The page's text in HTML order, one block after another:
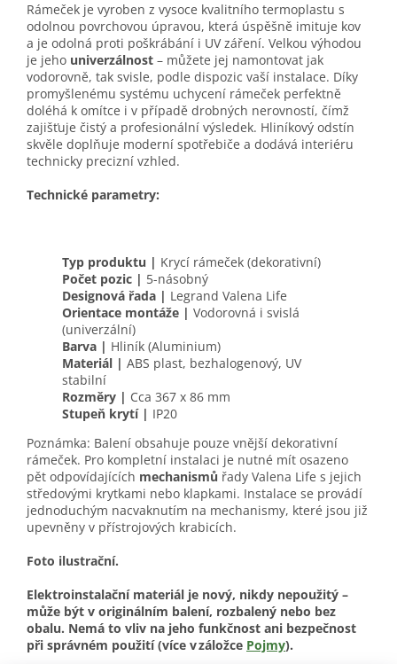
Rámeček je vyroben z vysoce kvalitního termoplastu s
odolnou povrchovou úpravou, která úspěšně imituje kov
a je odolná proti poškrábání i UV záření. Velkou výhodou
je jeho univerzálnost – můžete jej namontovat jak
vodorovně, tak svisle, podle dispozic vaší instalace. Díky
promyšlenému systému uchycení rámeček perfektně
doléhá k omítce i v případě drobných nerovností, čímž
zajišťuje čistý a profesionální výsledek. Hliníkový odstín
skvěle doplňuje moderní spotřebiče a dodává interiéru
technicky precizní vzhled.
Technické parametry:
Typ produktu | Krycí rámeček (dekorativní)
Počet pozic | 5-násobný
Designová řada | Legrand Valena Life
Orientace montáže | Vodorovná i svislá
(univerzální)
Barva | Hliník (Aluminium)
Materiál | ABS plast, bezhalogenový, UV
stabilní
Rozměry | Cca 367 x 86 mm
Stupeň krytí | IP20
Poznámka: Balení obsahuje pouze vnější dekorativní
rámeček. Pro kompletní instalaci je nutné mít osazeno
pět odpovídajících mechanismů řady Valena Life s jejich
středovými krytkami nebo klapkami. Instalace se provádí
jednoduchým nacvaknutím na mechanismy, které jsou již
upevněny v přístrojových krabicích.
Foto ilustrační.
Elektroinstalační materiál je nový, nikdy nepoužitý –
může být v originálním balení, rozbalený nebo bez
obalu. Nemá to vliv na jeho funkčnost ani bezpečnost
při správném použití(více v záložce Pojmy).